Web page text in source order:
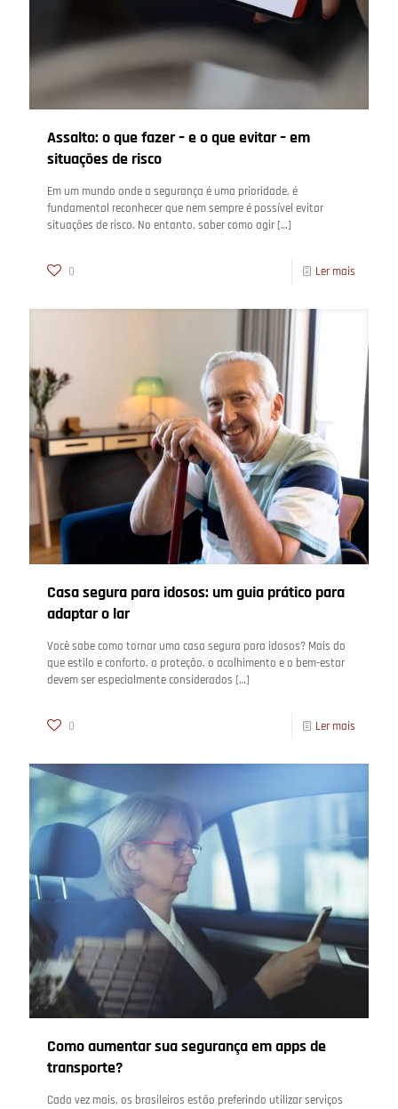
Assalto: o que fazer – e o que evitar – em
situações de risco
Em um mundo onde a segurança é uma prioridade, é
fundamental reconhecer que nem sempre é possível evitar
situações de risco. No entanto, saber como agir […]
0 Ler mais
Casa segura para idosos: um guia prático para
adaptar o lar
Você sabe como tornar uma casa segura para idosos? Mais do
que estilo e conforto, a proteção, o acolhimento e o bem-estar
devem ser especialmente considerados […]
0 Ler mais
Como aumentar sua segurança em apps de
transporte?
Cada vez mais, os brasileiros estão preferindo utilizar serviços